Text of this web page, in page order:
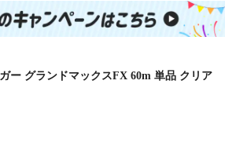
ー グランドマックスFX 60m 単品 クリア